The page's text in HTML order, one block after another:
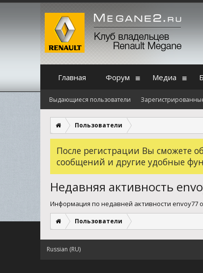
Пользователи
После регистрации Вы сможете
сообщений и другие удобные
Недавняя активность
Информация по недавней активности envoy77
Пользователи
Главная Форум Медиа
Выдающиеся пользователи
Russian (RU)